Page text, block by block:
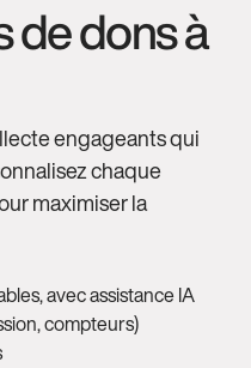
de dons à
engageants qui
chaque
maximiser la
avec assistance IA
compteurs)